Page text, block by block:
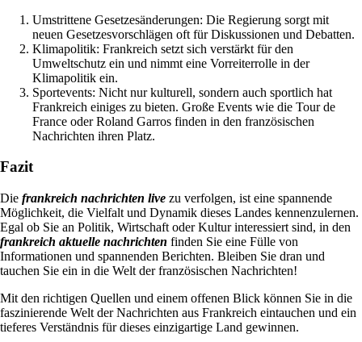
Umstrittene Gesetzesänderungen: Die Regierung sorgt mit
neuen Gesetzesvorschlägen oft für Diskussionen und Debatten.
Klimapolitik: Frankreich setzt sich verstärkt für den
Umweltschutz ein und nimmt eine Vorreiterrolle in der
Klimapolitik ein.
Sportevents: Nicht nur kulturell, sondern auch sportlich hat
Frankreich einiges zu bieten. Große Events wie die Tour de
France oder Roland Garros finden in den französischen
Nachrichten ihren Platz.
Fazit
Die frankreich nachrichten live zu verfolgen, ist eine spannende
Möglichkeit, die Vielfalt und Dynamik dieses Landes kennenzulernen.
Egal ob Sie an Politik, Wirtschaft oder Kultur interessiert sind, in den
frankreich aktuelle nachrichten finden Sie eine Fülle von
Informationen und spannenden Berichten. Bleiben Sie dran und
tauchen Sie ein in die Welt der französischen Nachrichten!
Mit den richtigen Quellen und einem offenen Blick können Sie in die
faszinierende Welt der Nachrichten aus Frankreich eintauchen und ein
tieferes Verständnis für dieses einzigartige Land gewinnen.